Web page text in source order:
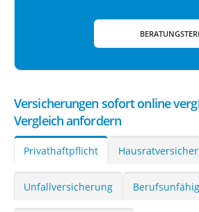
Versicherungen sofort online
Vergleich anfordern
Privathaftpflicht
Unfallversicherung